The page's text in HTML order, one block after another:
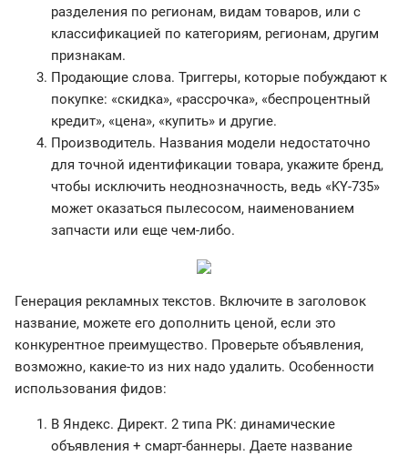
разделения по регионам, видам товаров, или с
классификацией по категориям, регионам, другим
признакам.
Продающие слова. Триггеры, которые побуждают к
покупке: «скидка», «рассрочка», «беспроцентный
кредит», «цена», «купить» и другие.
Производитель. Названия модели недостаточно
для точной идентификации товара, укажите бренд,
чтобы исключить неоднозначность, ведь «KY-735»
может оказаться пылесосом, наименованием
запчасти или еще чем-либо.
Генерация рекламных текстов. Включите в заголовок
название, можете его дополнить ценой, если это
конкурентное преимущество. Проверьте объявления,
возможно, какие-то из них надо удалить. Особенности
использования фидов:
В Яндекс. Директ. 2 типа РК: динамические
объявления + смарт-баннеры. Даете название